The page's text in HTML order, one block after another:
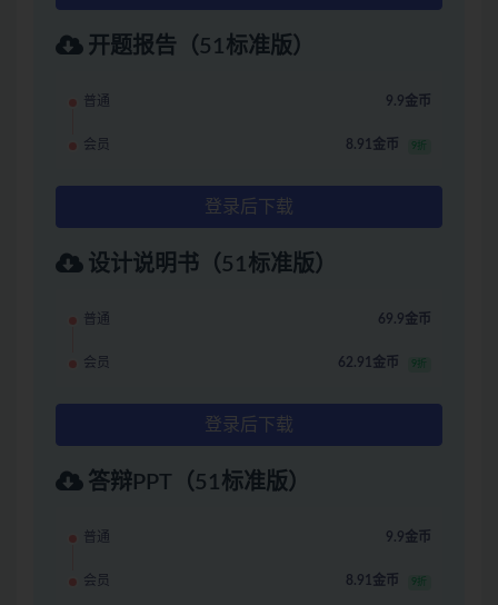
开题报告（51标准版）
普通 9.9金币
会员 8.91金币 9折
登录后下载
设计说明书（51标准版）
普通 69.9金币
会员 62.91金币 9折
登录后下载
答辩PPT（51标准版）
普通 9.9金币
会员 8.91金币 9折